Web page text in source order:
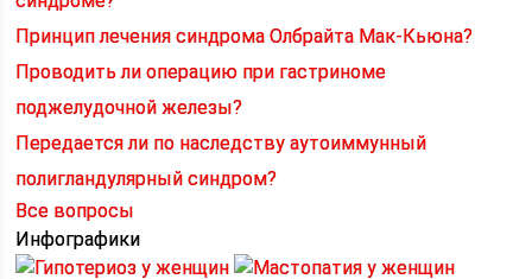
Принцип лечения синдрома Олбрайта Мак-Кьюна?
Проводить ли операцию при гастриноме
поджелудочной железы?
Передается ли по наследству аутоиммунный
полигландулярный синдром?
Все вопросы
Инфографики